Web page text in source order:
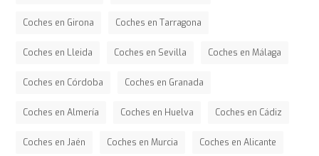
Coches en Girona Coches en Tarragona
Coches en Lleida Coches en Sevilla Coches en Málaga
Coches en Córdoba Coches en Granada
Coches en Almería Coches en Huelva Coches en Cádiz
Coches en Jaén Coches en Murcia Coches en Alicante